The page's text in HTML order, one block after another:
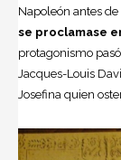
Napoleón antes
se proclamase
protagonismo
Jacques-Louis
Josefina quien